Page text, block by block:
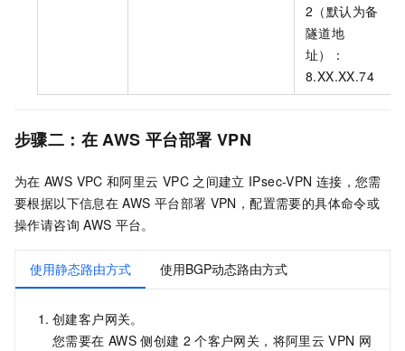
2（默认为备
隧道地
址）：
8.XX.XX.74
步骤二：在 AWS 平台部署 VPN
为在 AWS VPC 和阿里云 VPC 之间建立 IPsec-VPN 连接，您需
要根据以下信息在 AWS 平台部署 VPN，配置需要的具体命令或
操作请咨询 AWS 平台。
使用静态路由方式 使用BGP动态路由方式
创建客户网关。
您需要在 AWS 侧创建 2 个客户网关，将阿里云 VPN 网